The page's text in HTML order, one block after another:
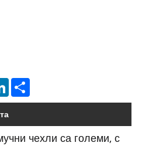
LinkedIn
чехли са големи, с